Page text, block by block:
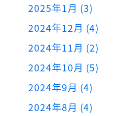
2025年1月 (3)
2024年12月 (4)
2024年11月 (2)
2024年10月 (5)
2024年9月 (4)
2024年8月 (4)